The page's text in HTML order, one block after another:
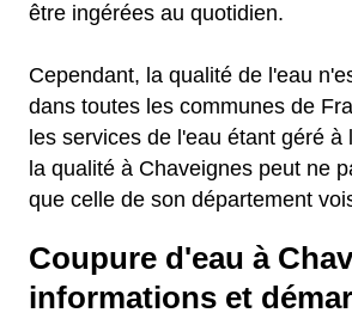
être ingérées au quotidien.
Cependant, la qualité de l'eau
dans toutes les communes de
les services de l'eau étant géré à
la qualité à Chaveignes peut ne
que celle de son département
Coupure d'eau à
informations et